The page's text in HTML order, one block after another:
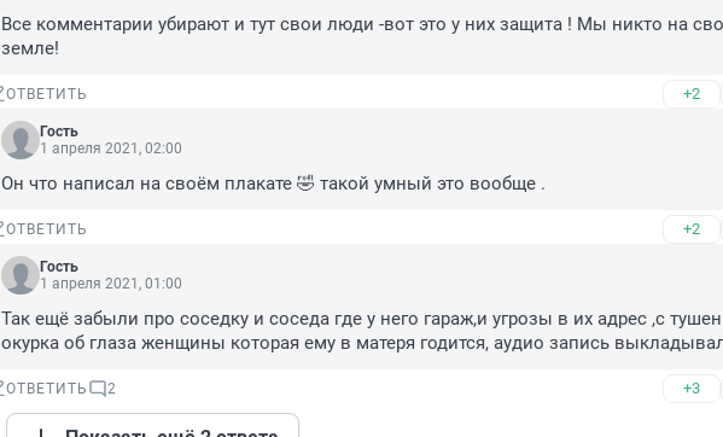
Все комментарии убирают и тут свои люди -вот это у них защита ! Мы никто на
земле!
ОТВЕТИТЬ +2
Гость
1 апреля 2021, 02:00
Он что написал на своём плакате 🤣 такой умный это вообще .
ОТВЕТИТЬ +2
Гость
1 апреля 2021, 01:00
Так ещё забыли про соседку и соседа где у него гараж,и угрозы в их адрес ,с
окурка об глаза женщины которая ему в матеря годится, аудио запись
ОТВЕТИТЬ 2 +3